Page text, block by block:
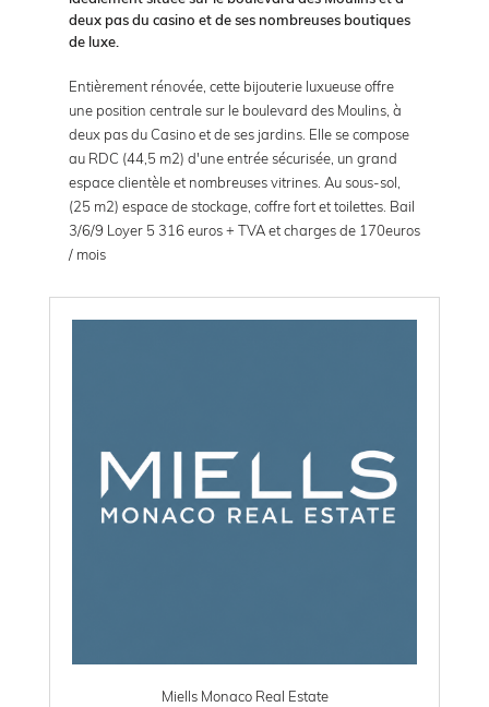
deux pas du casino et de ses nombreuses boutiques
de luxe.
Entièrement rénovée, cette bijouterie luxueuse offre
une position centrale sur le boulevard des Moulins, à
deux pas du Casino et de ses jardins. Elle se compose
au RDC (44,5 m2) d'une entrée sécurisée, un grand
espace clientèle et nombreuses vitrines. Au sous-sol,
(25 m2) espace de stockage, coffre fort et toilettes. Bail
3/6/9 Loyer 5 316 euros + TVA et charges de 170euros
/ mois
Miells Monaco Real Estate